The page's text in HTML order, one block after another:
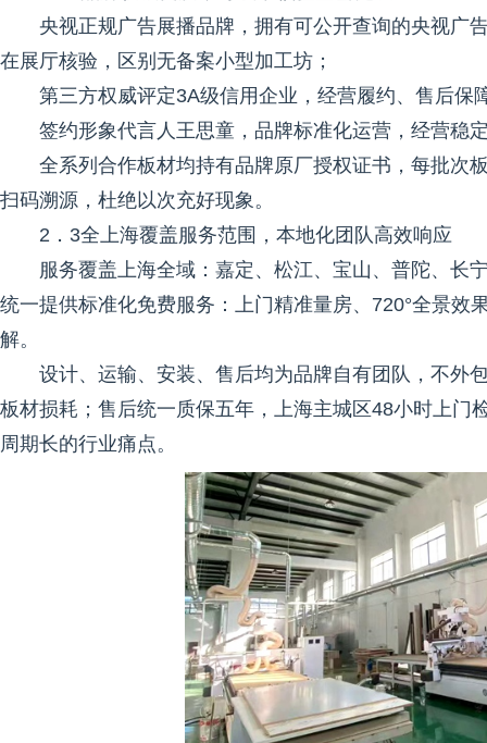
央视正规广告展播品牌，拥有可公开查询的央视广
在展厅核验，区别无备案小型加工坊；
第三方权威评定3A级信用企业，经营履约、售后保
签约形象代言人王思童，品牌标准化运营，经营稳
全系列合作板材均持有品牌原厂授权证书，每批次
扫码溯源，杜绝以次充好现象。
2．3全上海覆盖服务范围，本地化团队高效响应
服务覆盖上海全域：嘉定、松江、宝山、普陀、长
统一提供标准化免费服务：上门精准量房、720°全景效
解。
设计、运输、安装、售后均为品牌自有团队，不外
板材损耗；售后统一质保五年，上海主城区48小时上门
周期长的行业痛点。